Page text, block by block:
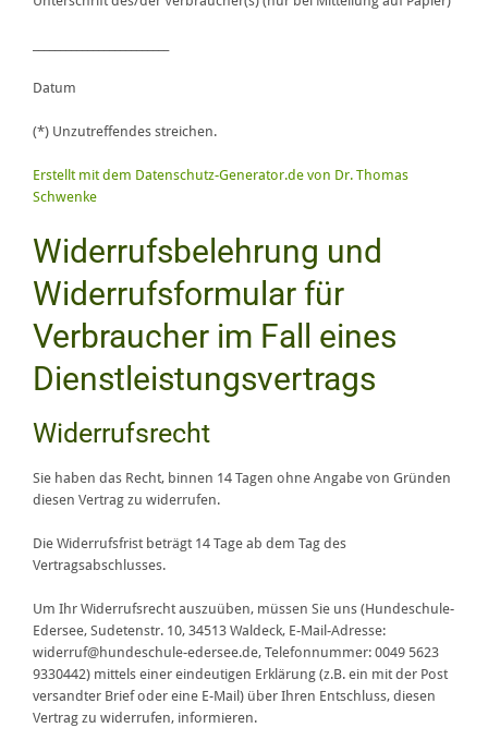
Datum
(*) Unzutreffendes streichen.
Erstellt mit dem Datenschutz-Generator.de von Dr. Thomas
Schwenke
Widerrufsbelehrung und
Widerrufsformular für
Verbraucher im Fall eines
Dienstleistungsvertrags
Widerrufsrecht
Sie haben das Recht, binnen 14 Tagen ohne Angabe von Gründen
diesen Vertrag zu widerrufen.
Die Widerrufsfrist beträgt 14 Tage ab dem Tag des
Vertragsabschlusses.
Um Ihr Widerrufsrecht auszuüben, müssen Sie uns (Hundeschule-
Edersee, Sudetenstr. 10, 34513 Waldeck, E-Mail-Adresse:
widerruf@hundeschule-edersee.de, Telefonnummer: 0049 5623
9330442) mittels einer eindeutigen Erklärung (z.B. ein mit der Post
versandter Brief oder eine E-Mail) über Ihren Entschluss, diesen
Vertrag zu widerrufen, informieren.